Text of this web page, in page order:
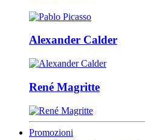
Alexander Calder
René Magritte
Promozioni